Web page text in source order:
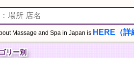
Massage and Spa in Japan is HERE（詳
リー別